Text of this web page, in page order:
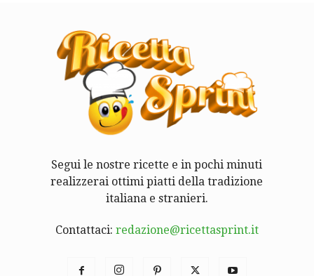
Segui le nostre ricette e in pochi minuti
realizzerai ottimi piatti della tradizione
italiana e stranieri.
Contattaci: redazione@ricettasprint.it